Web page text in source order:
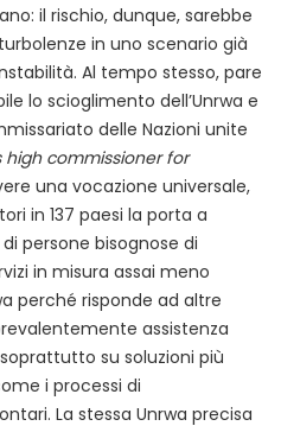
il rischio, dunque, sarebbe
in uno scenario già
Al tempo stesso, pare
lo scioglimento dell’Unrwa e
delle Nazioni unite
high commissioner for
una vocazione universale,
in 137 paesi la porta a
persone bisognose di
in misura assai meno
perché risponde ad altre
assistenza
su soluzioni più
i processi di
La stessa Unrwa precisa